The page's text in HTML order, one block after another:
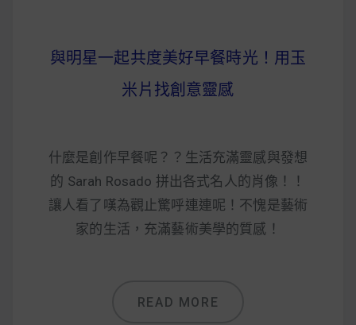
清楚！
啦！
與明星一起共度美好早餐時光！用玉
米片找創意靈感
什麼是創作早餐呢？？生活充滿靈感與發想
的 Sarah Rosado 拼出各式名人的肖像！！
讓人看了嘆為觀止驚呼連連呢！不愧是藝術
家的生活，充滿藝術美學的質感！
READ MORE